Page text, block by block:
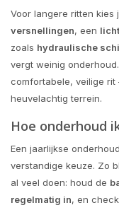
Voor langere ritten
versnellingen, een
zoals hydraulische
vergt weinig
comfortabele, veilige
heuvelachtig terrein.
Hoe onderhoud
Een jaarlijkse
verstandige keuze. Zo
al veel doen: houd de
regelmatig in, en